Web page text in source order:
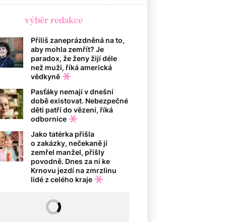
výběr redakce
Příliš zaneprázdněná na to,
aby mohla zemřít? Je
paradox, že ženy žijí déle
než muži, říká americká
vědkyně
Pasťáky nemají v dnešní
době existovat. Nebezpečné
děti patří do vězení, říká
odbornice
Jako tatérka přišla
o zakázky, nečekaně jí
zemřel manžel, přišly
povodně. Dnes za ní ke
Krnovu jezdí na zmrzlinu
lidé z celého kraje